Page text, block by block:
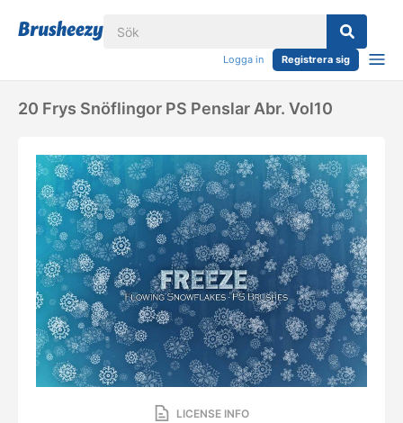
Logga in Registrera sig
20 Frys Snöflingor PS Penslar Abr. Vol10
LICENSE INFO